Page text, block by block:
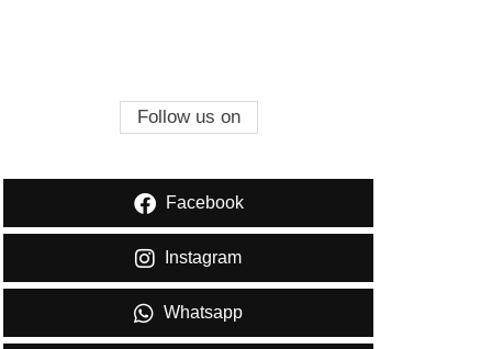
Follow us on
Facebook
Instagram
Whatsapp